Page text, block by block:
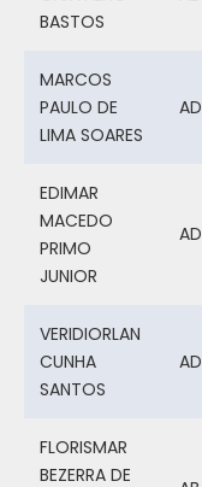
BASTOS
MARCOS
PAULO DE
LIMA SOARES
AD
EDIMAR
MACEDO
PRIMO
JUNIOR
AD
VERIDIORLAN
CUNHA
SANTOS
AD
FLORISMAR
BEZERRA DE